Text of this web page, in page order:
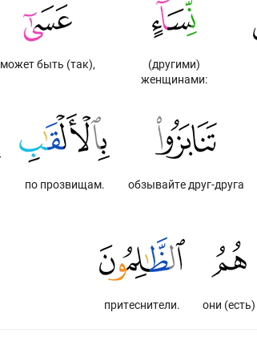
(другими)
женщинами:
может быть (так),
обзывайте друг-друга
по прозвищам.
они (есть)
притеснители.